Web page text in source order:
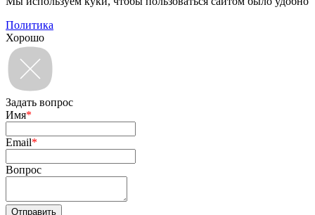
Политика
Хорошо
Задать вопрос
Имя*
Email*
Вопрос